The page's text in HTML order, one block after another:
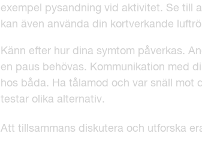
exempel pysandning vid aktivitet. Se till
kan även använda din kortverkande
Känn efter hur dina symtom påverkas.
en paus behövas. Kommunikation med
hos båda. Ha tålamod och var snäll mot
testar olika alternativ.
Att tillsammans diskutera och utforska